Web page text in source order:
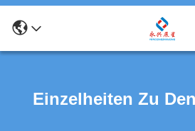
Einzelheiten Zu